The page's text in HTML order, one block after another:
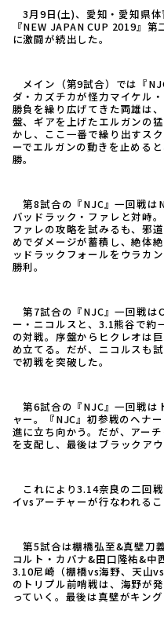
3月9日(土)、愛知・愛知県
『NEW JAPAN CUP 2019』
に激闘が続出した。
メイン（第9試合）では『
ダ・カズチカが怪力マイケル
勝負を繰り広げてきた両雄は
盤、ギアを上げたエルガンの
かし、ここ一番で繰り出すス
ーでエルガンの動きを止める
勝。
第8試合の『NJC』一回戦は
バッドラック・ファレと対峙
ファレの攻略を試みるも、邪
めでダメージが蓄積し、絶体
ッドラックフォールをウラカ
勝利。
第7試合の『NJC』一回戦は
ー・ニコルスと、3.1熊谷で約
の対戦。序盤からヒクレオは
め立てる。だが、ニコルスも
で初戦を突破した。
第6試合の『NJC』一回戦は
ャー。『NJC』初参戦のヘナ
進に立ち向かう。だが、アー
を支配し、最後はブラックア
これにより3.14奈良の二回
イvsアーチャーが行なわれるこ
第5試合は棚橋弘至&真壁刀
コルト・カバナ&田口隆祐&中
3.10尼崎（棚橋vs海野、天山
のトリプル前哨戦は、海野が
っていく。最後は真壁がキン